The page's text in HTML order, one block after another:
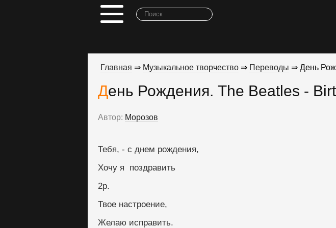
Главная ⇒ Музыкальное творчество ⇒ Переводы ⇒ День
День Рождения. The Beatles -
Автор: Морозов
Тебя, - с днем рождения,
Хочу я  поздравить
2р.
Твое настроение,
Желаю исправить.